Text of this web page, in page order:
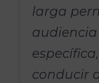
larga
conducir